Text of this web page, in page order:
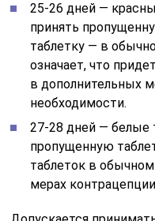
25-26 дней —
принять
таблетку — в
означает, что
в дополнительных
необходимости.
27-28 дней — белые
пропущенную
таблеток в
мерах